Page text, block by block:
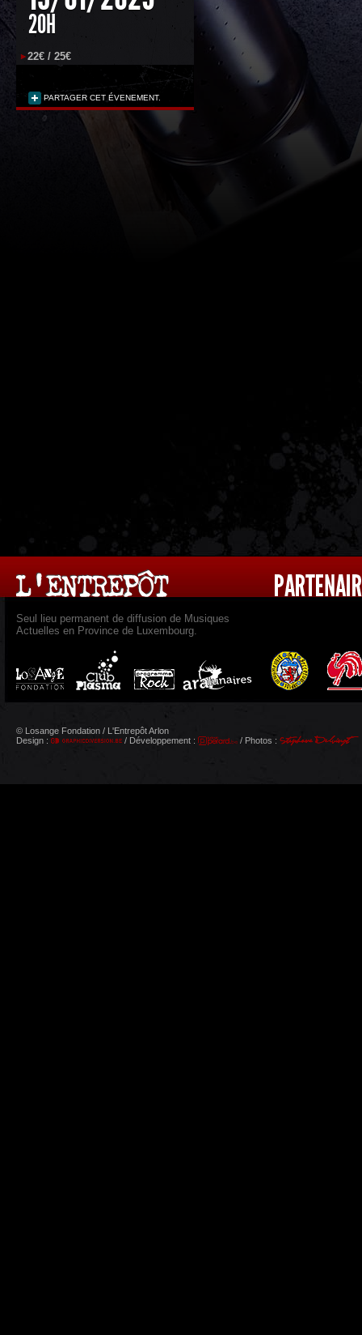
20H
22€ / 25€
PARTAGER CET ÉVENEMENT.
Seul lieu permanent de diffusion de Musiques
Actuelles en Province de Luxembourg.
© Losange Fondation / L'Entrepôt Arlon
Design :
/ Développement : / Photos :